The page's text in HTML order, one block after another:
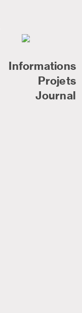
Informations
Projets
Journal